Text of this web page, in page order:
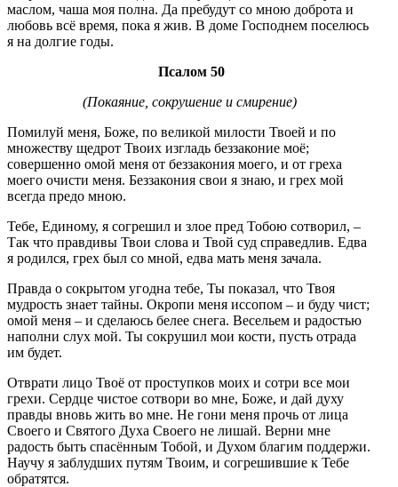
маслом, чаша моя полна. Да пребудут со мною доброта и
любовь всё время, пока я жив. В доме Господнем поселюсь
я на долгие годы.
Псалом 50
(Покаяние, сокрушение и смирение)
Помилуй меня, Боже, по великой милости Твоей и по
множеству щедрот Твоих изгладь беззаконие моё;
совершенно омой меня от беззакония моего, и от греха
моего очисти меня. Беззакония свои я знаю, и грех мой
всегда предо мною.
Тебе, Единому, я согрешил и злое пред Тобою сотворил, –
Так что правдивы Твои слова и Твой суд справедлив. Едва
я родился, грех был со мной, едва мать меня зачала.
Правда о сокрытом угодна тебе, Ты показал, что Твоя
мудрость знает тайны. Окропи меня иссопом – и буду чист;
омой меня – и сделаюсь белее снега. Весельем и радостью
наполни слух мой. Ты сокрушил мои кости, пусть отрада
им будет.
Отврати лицо Твоё от проступков моих и сотри все мои
грехи. Сердце чистое сотвори во мне, Боже, и дай духу
правды вновь жить во мне. Не гони меня прочь от лица
Своего и Святого Духа Своего не лишай. Верни мне
радость быть спасённым Тобой, и Духом благим поддержи.
Научу я заблудших путям Твоим, и согрешившие к Тебе
обратятся.